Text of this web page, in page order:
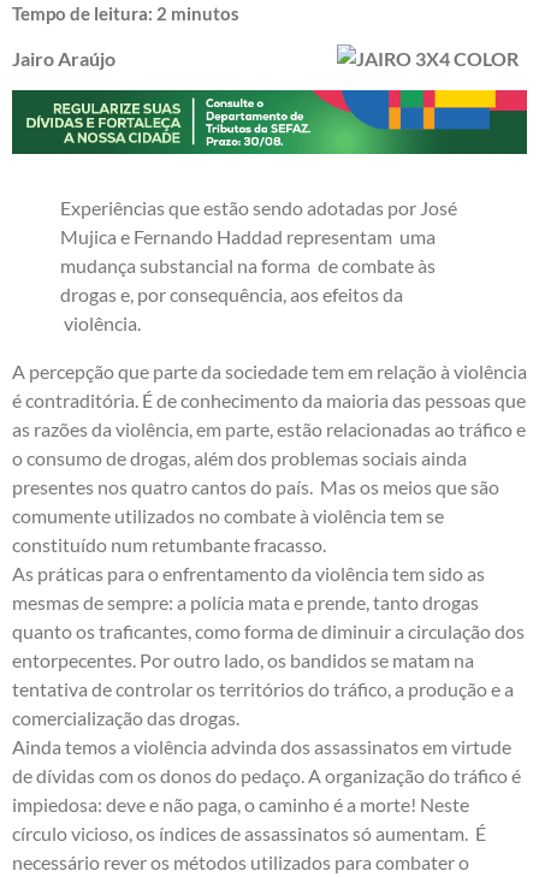
Tempo de leitura: 2 minutos
Jairo Araújo
Experiências que estão sendo adotadas por José
Mujica e Fernando Haddad representam uma
mudança substancial na forma de combate às
drogas e, por consequência, aos efeitos da
violência.
A percepção que parte da sociedade tem em relação à violência
é contraditória. É de conhecimento da maioria das pessoas que
as razões da violência, em parte, estão relacionadas ao tráfico e
o consumo de drogas, além dos problemas sociais ainda
presentes nos quatro cantos do país. Mas os meios que são
comumente utilizados no combate à violência tem se
constituído num retumbante fracasso.
As práticas para o enfrentamento da violência tem sido as
mesmas de sempre: a polícia mata e prende, tanto drogas
quanto os traficantes, como forma de diminuir a circulação dos
entorpecentes. Por outro lado, os bandidos se matam na
tentativa de controlar os territórios do tráfico, a produção e a
comercialização das drogas.
Ainda temos a violência advinda dos assassinatos em virtude
de dívidas com os donos do pedaço. A organização do tráfico é
impiedosa: deve e não paga, o caminho é a morte! Neste
círculo vicioso, os índices de assassinatos só aumentam. É
necessário rever os métodos utilizados para combater o